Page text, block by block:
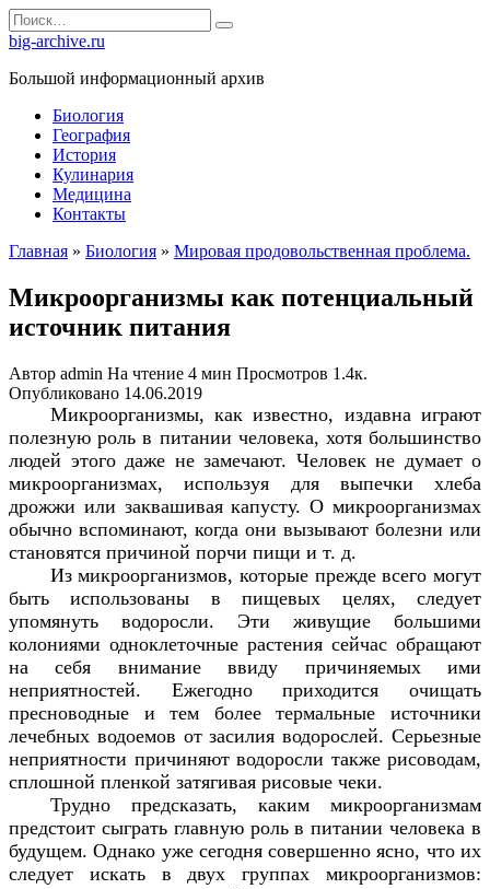
Перейти
к
содержанию
Search
for:
big-archive.ru
Большой информационный архив
Биология
География
История
Кулинария
Медицина
Контакты
Главная » Биология » Мировая продовольственная проблема.
Микроорганизмы как потенциальный
источник питания
Автор admin На чтение 4 мин Просмотров 1.4к.
Опубликовано 14.06.2019
Микроорганизмы, как известно, издавна играют
полезную роль в питании человека, хотя большинство
людей этого даже не замечают. Человек не думает о
микроорганизмах, используя для выпечки хлеба
дрожжи или заквашивая капусту. О микроорганизмах
обычно вспоминают, когда они вызывают болезни или
становятся причиной порчи пищи и т. д.
Из микроорганизмов, которые прежде всего могут
быть использованы в пищевых целях, следует
упомянуть водоросли. Эти живущие большими
колониями одноклеточные растения сейчас обращают
на себя внимание ввиду причиняемых ими
неприятностей. Ежегодно приходится очищать
пресноводные и тем более термальные источники
лечебных водоемов от засилия водорослей. Серьезные
неприятности причиняют водоросли также рисоводам,
сплошной пленкой затягивая рисовые чеки.
Трудно предсказать, каким микроорганизмам
предстоит сыграть главную роль в питании человека в
будущем. Однако уже сегодня совершенно ясно, что их
следует искать в двух группах микроорганизмов: